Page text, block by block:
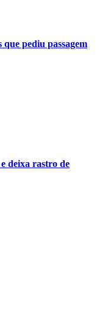
pediu passagem
deixa rastro de